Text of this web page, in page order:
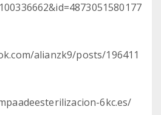
alianzk9/posts/196411
6kc.es/